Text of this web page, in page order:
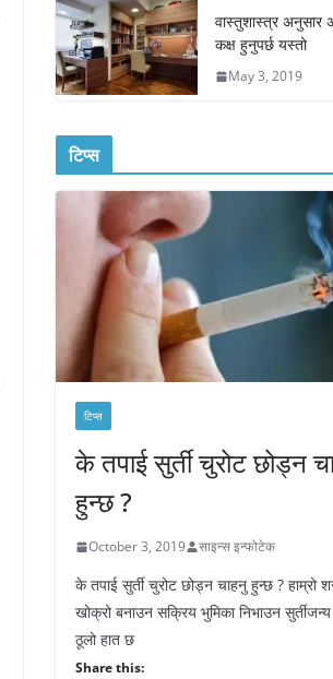
वास्तुशास्त्र अनुसार
कक्ष हुनुपर्छ यस्तो
May 3, 2019
टिप्स
टिप्स
के तपाई सुर्ती चुरोट छोड्न
हुन्छ ?
October 3, 2019 साइन्स इन्फोटेक
के तपाई सुर्ती चुरोट छोड्न चाहनु हुन्छ ? हाम्रो
खोक्रो बनाउन सक्रिय भुमिका निभाउन सुर्तीजन्य
ठूलो हात छ
Share this: